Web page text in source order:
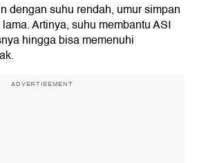
dengan suhu rendah, umur simpan
Artinya, suhu membantu ASI
hingga bisa memenuhi
ADVERTISEMENT